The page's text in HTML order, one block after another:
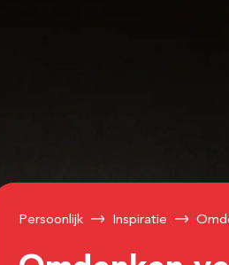
Persoonlijk Inspiratie